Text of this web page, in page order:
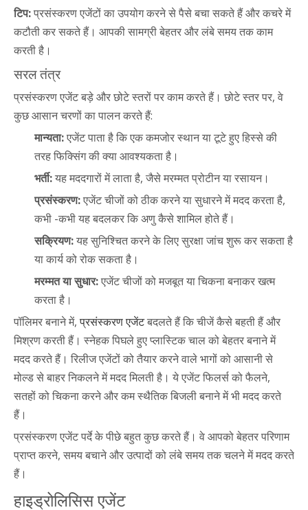
टिप:प्रसंस्करण एजेंटों का उपयोग करने से पैसे बचा सकते हैं और कचरे में
कटौती कर सकते हैं। आपकी सामग्री बेहतर और लंबे समय तक काम
करती है।
सरल तंत्र
प्रसंस्करण एजेंट बड़े और छोटे स्तरों पर काम करते हैं। छोटे स्तर पर, वे
कुछ आसान चरणों का पालन करते हैं:
मान्यता:एजेंट पाता है कि एक कमजोर स्थान या टूटे हुए हिस्से की
तरह फिक्सिंग की क्या आवश्यकता है।
भर्ती:यह मददगारों में लाता है, जैसे मरम्मत प्रोटीन या रसायन।
प्रसंस्करण:एजेंट चीजों को ठीक करने या सुधारने में मदद करता है,
कभी -कभी यह बदलकर कि अणु कैसे शामिल होते हैं।
सक्रियण:यह सुनिश्चित करने के लिए सुरक्षा जांच शुरू कर सकता है
या कार्य को रोक सकता है।
मरम्मत या सुधार:एजेंट चीजों को मजबूत या चिकना बनाकर खत्म
करता है।
पॉलिमर बनाने में,प्रसंस्करण एजेंटबदलते हैं कि चीजें कैसे बहती हैं और
मिश्रण करती हैं। स्नेहक पिघले हुए प्लास्टिक चाल को बेहतर बनाने में
मदद करते हैं। रिलीज एजेंटों को तैयार करने वाले भागों को आसानी से
मोल्ड से बाहर निकलने में मदद मिलती है। ये एजेंट फिलर्स को फैलने,
सतहों को चिकना करने और कम स्थैतिक बिजली बनाने में भी मदद करते
हैं।
प्रसंस्करण एजेंट पर्दे के पीछे बहुत कुछ करते हैं। वे आपको बेहतर परिणाम
प्राप्त करने, समय बचाने और उत्पादों को लंबे समय तक चलने में मदद करते
हैं।
हाइड्रोलिसिस एजेंट